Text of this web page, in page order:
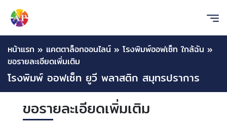
หน้าแรก » แคตตาล็อกออนไลน์ » โรงพิมพ์ออฟเซ็ท ใกล้ฉัน »
ขอรายละเอียดเพิ่มเติม
โรงพิมพ์ ออฟเซ็ท ยูวี พลาสติก สมุทรปราการ
ขอรายละเอียดเพิ่มเติม